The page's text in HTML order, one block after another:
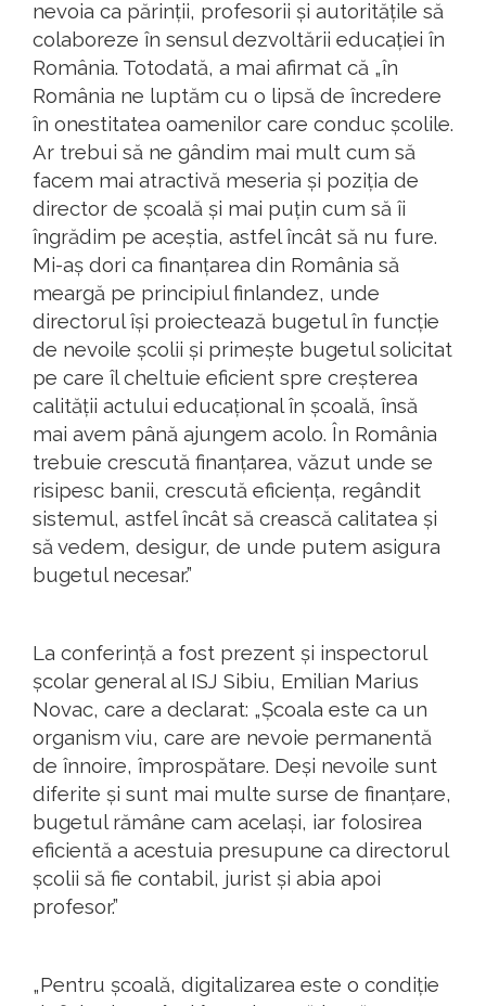
nevoia ca părinții, profesorii și autoritățile să
colaboreze în sensul dezvoltării educației în
România. Totodată, a mai afirmat că „în
România ne luptăm cu o lipsă de încredere
în onestitatea oamenilor care conduc școlile.
Ar trebui să ne gândim mai mult cum să
facem mai atractivă meseria și poziția de
director de școală și mai puțin cum să îi
îngrădim pe aceștia, astfel încât să nu fure.
Mi-aș dori ca finanțarea din România să
meargă pe principiul finlandez, unde
directorul își proiectează bugetul în funcție
de nevoile școlii și primește bugetul solicitat
pe care îl cheltuie eficient spre creșterea
calității actului educațional în școală, însă
mai avem până ajungem acolo. În România
trebuie crescută finanțarea, văzut unde se
risipesc banii, crescută eficiența, regândit
sistemul, astfel încât să crească calitatea și
să vedem, desigur, de unde putem asigura
bugetul necesar.”
La conferință a fost prezent și inspectorul
școlar general al ISJ Sibiu, Emilian Marius
Novac, care a declarat: „Școala este ca un
organism viu, care are nevoie permanentă
de înnoire, împrospătare. Deși nevoile sunt
diferite și sunt mai multe surse de finanțare,
bugetul rămâne cam același, iar folosirea
eficientă a acestuia presupune ca directorul
școlii să fie contabil, jurist și abia apoi
profesor.”
„Pentru școală, digitalizarea este o condiție